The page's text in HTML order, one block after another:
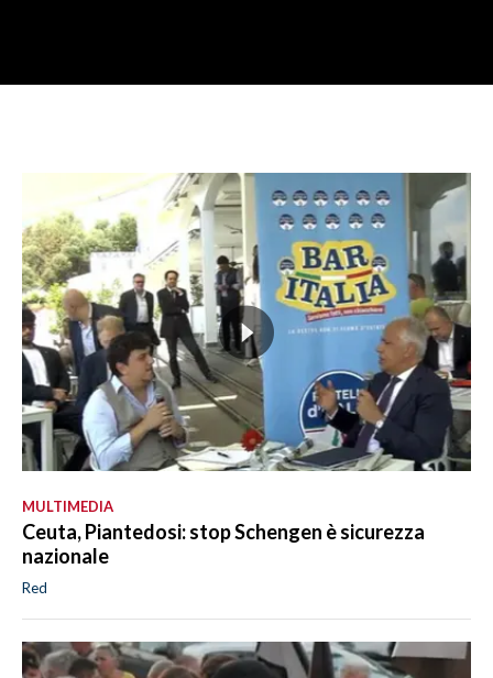
MULTIMEDIA
Ceuta, Piantedosi: stop Schengen è sicurezza
nazionale
Red